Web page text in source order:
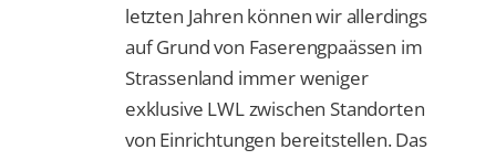
letzten Jahren können wir allerdings
auf Grund von Faserengpaässen im
Strassenland immer weniger
exklusive LWL zwischen Standorten
von Einrichtungen bereitstellen. Das